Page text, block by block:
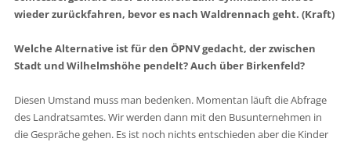
wieder zurückfahren, bevor es nach Waldrennach geht. (Kraft)
Welche Alternative ist für den ÖPNV gedacht, der zwischen
Stadt und Wilhelmshöhe pendelt? Auch über Birkenfeld?
Diesen Umstand muss man bedenken. Momentan läuft die Abfrage
des Landratsamtes. Wir werden dann mit den Busunternehmen in
die Gespräche gehen. Es ist noch nichts entschieden aber die Kinder